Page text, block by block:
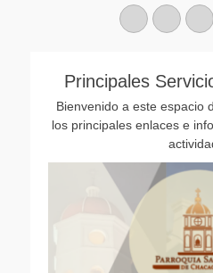
Facebook
Twitter
Principales
Bienvenido a este espacio
los principales enlaces e